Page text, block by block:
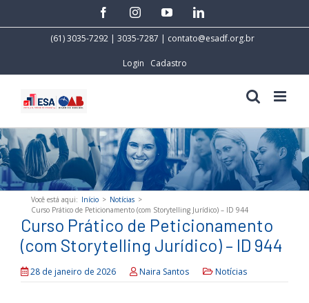
facebookinstagramyoutubelinkedin
(61) 3035-7292 | 3035-7287 | contato@esadf.org.br
Login Cadastro
Você está aqui: Início > Notícias >
Curso Prático de Peticionamento (com Storytelling Jurídico) – ID 944
Curso Prático de Peticionamento
(com Storytelling Jurídico) – ID 944
28 de janeiro de 2026 Naira Santos Notícias